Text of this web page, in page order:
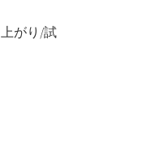
がり/試